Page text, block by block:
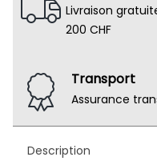
Livraison
200 CHF
Transport
Assurance
Description